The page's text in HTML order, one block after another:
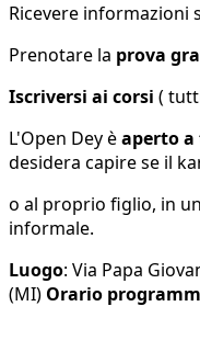
Ricevere informazioni
Prenotare la prova
Iscriversi ai corsi (
L'Open Dey èaperto
desidera capire se il
o al proprio figlio, in
informale.
Luogo: Via Papa
(MI) Orario